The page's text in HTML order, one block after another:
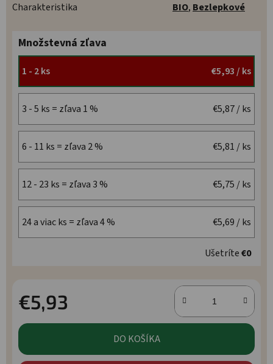
Charakteristika
BIO, Bezlepkové
Množstevná zľava
1 - 2 ks €5,93 / ks
3 - 5 ks = zľava 1 % €5,87/ ks
6 - 11 ks = zľava 2 % €5,81 / ks
12 - 23 ks = zľava 3 % €5,75 / ks
24 a viac ks = zľava 4 % €5,69 / ks
Ušetríte€0
€5,93
Jednotková cena:
DO KOŠÍKA